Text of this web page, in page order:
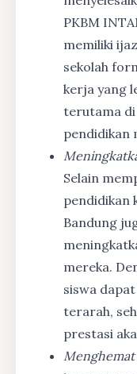
PKBM
memiliki
sekolah
kerja yang
terutama di
pendidikan
Selain
pendidikan
Bandung
mereka.
siswa
terarah,
prestasi
Menghemat